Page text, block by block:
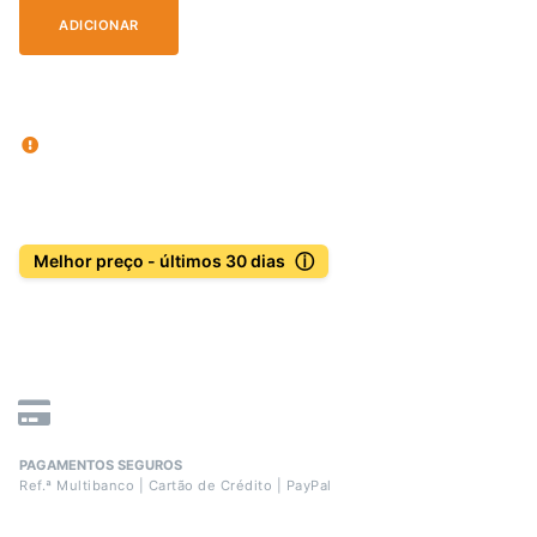
ADICIONAR
Melhor preço - últimos 30 dias ⓘ
PAGAMENTOS SEGUROS
Ref.ª Multibanco | Cartão de Crédito | PayPal